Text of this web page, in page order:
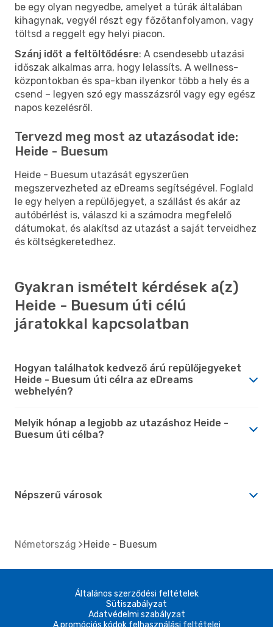
be egy olyan negyedbe, amelyet a túrák általában
kihagynak, vegyél részt egy főzőtanfolyamon, vagy
töltsd a reggelt egy helyi piacon.
Szánj időt a feltöltődésre: A csendesebb utazási
időszak alkalmas arra, hogy lelassíts. A wellness-
központokban és spa-kban ilyenkor több a hely és a
csend – legyen szó egy masszázsról vagy egy egész
napos kezelésről.
Tervezd meg most az utazásodat ide:
Heide - Buesum
Heide - Buesum utazását egyszerűen
megszervezheted az eDreams segítségével. Foglald
le egy helyen a repülőjegyet, a szállást és akár az
autóbérlést is, válaszd ki a számodra megfelelő
dátumokat, és alakítsd az utazást a saját terveidhez
és költségkeretedhez.
Gyakran ismételt kérdések a(z)
Heide - Buesum úti célú
járatokkal kapcsolatban
Hogyan találhatok kedvező árú repülőjegyeket
Heide - Buesum úti célra az eDreams
webhelyén?
Melyik hónap a legjobb az utazáshoz Heide -
Buesum úti célba?
Népszerű városok
Németország Heide - Buesum
Általános szerződési feltételek
Sütiszabályzat
Adatvédelmi szabályzat
A promóciós kódok felhasználási feltételei